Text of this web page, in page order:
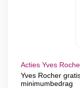
Acties Yves
Yves Rocher
minimumbedrag